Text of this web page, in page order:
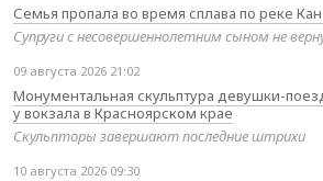
Семья пропала во время сплава по реке
Супруги с несовершеннолетним сыном не
09 августа 2026 21:02
Монументальная скульптура девушки-
у вокзала в Красноярском крае
Скульпторы завершают последние штрихи
10 августа 2026 09:30